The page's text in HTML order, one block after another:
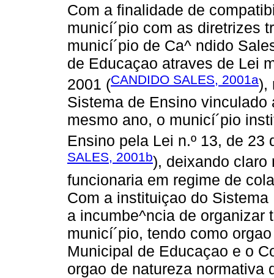
Com a finalidade de
municí´pio com as diretrizes
municí´pio de Ca^ ndido
de Educaçao atraves de Lei
2001 (CANDIDO SALES, 2001a),
Sistema de Ensino
mesmo ano, o municí´pio
Ensino pela Lei n.º 13, de 23
SALES, 2001b), deixando claro
funcionaria em regime de
Com a instituiçao do
a incumbe^ncia de organizar
municí´pio, tendo como
Municipal de Educaçao e o
orgao de natureza normativa